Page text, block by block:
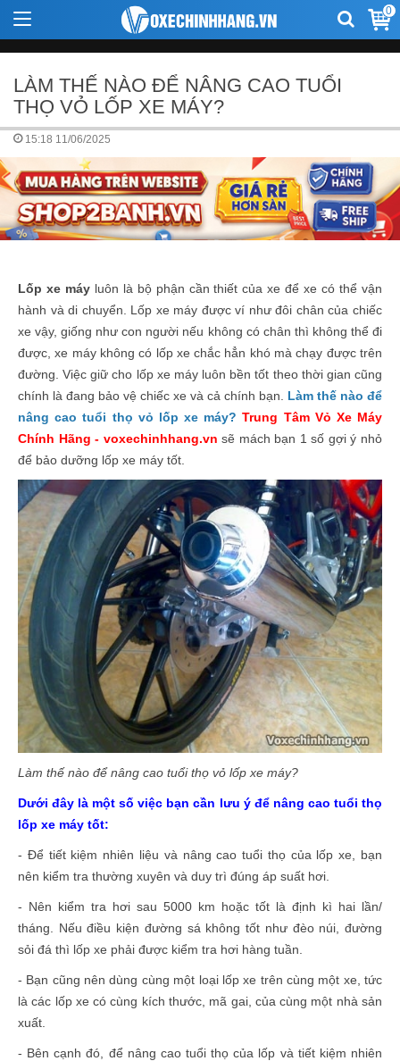
0
LÀM THẾ NÀO ĐỂ NÂNG CAO TUỔI
THỌ VỎ LỐP XE MÁY?
15:18 11/06/2025
Lốp xe máyluôn là bộ phận cần thiết của xe để xe có thể vận
hành và di chuyển. Lốp xe máy được ví như đôi chân của chiếc
xe vậy, giống như con người nếu không có chân thì không thể đi
được, xe máy không có lốp xe chắc hẳn khó mà chạy được trên
đường. Việc giữ cho lốp xe máy luôn bền tốt theo thời gian cũng
chính là đang bảo vệ chiếc xe và cả chính bạn. Làm thế nào để
nâng cao tuổi thọ vỏ lốp xe máy? Trung Tâm Vỏ Xe Máy
Chính Hãng - voxechinhhang.vnsẽ mách bạn 1 số gợi ý nhỏ
để bảo dưỡng lốp xe máy tốt.
Làm thế nào để nâng cao tuổi thọ vỏ lốp xe máy?
Dưới đây là một số việc bạn cần lưu ý để nâng cao tuổi thọ
lốp xe máy tốt:
- Để tiết kiệm nhiên liệu và nâng cao tuổi thọ của lốp xe, bạn
nên kiểm tra thường xuyên và duy trì đúng áp suất hơi.
- Nên kiểm tra hơi sau 5000 km hoặc tốt là định kì hai lần/
tháng. Nếu điều kiện đường sá không tốt như đèo núi, đường
sỏi đá thì lốp xe phải được kiểm tra hơi hàng tuần.
- Bạn cũng nên dùng cùng một loại lốp xe trên cùng một xe, tức
là các lốp xe có cùng kích thước, mã gai, của cùng một nhà sản
xuất.
- Bên cạnh đó, để nâng cao tuổi thọ của lốp và tiết kiệm nhiên